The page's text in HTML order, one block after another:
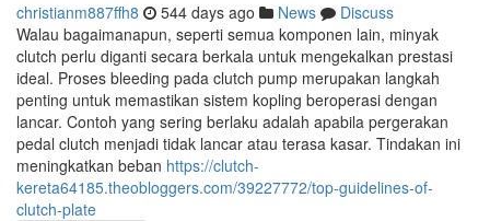
christianm887ffh8 544 days ago News
Discuss
Walau bagaimanapun, seperti semua komponen lain, minyak
clutch perlu diganti secara berkala untuk mengekalkan prestasi
ideal. Proses bleeding pada clutch pump merupakan langkah
penting untuk memastikan sistem kopling beroperasi dengan
lancar. Contoh yang sering berlaku adalah apabila pergerakan
pedal clutch menjadi tidak lancar atau terasa kasar. Tindakan ini
meningkatkan beban https://clutch-
kereta64185.theobloggers.com/39227772/top-guidelines-of-
clutch-plate